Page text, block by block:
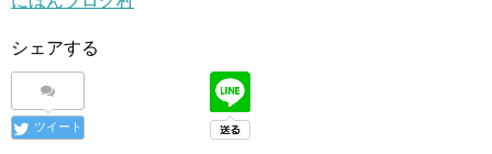
シェアする
ツイート